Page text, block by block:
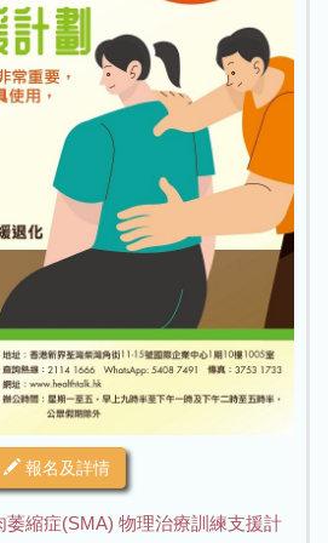
報名及詳情
縮症(SMA) 物理治療訓練支援計